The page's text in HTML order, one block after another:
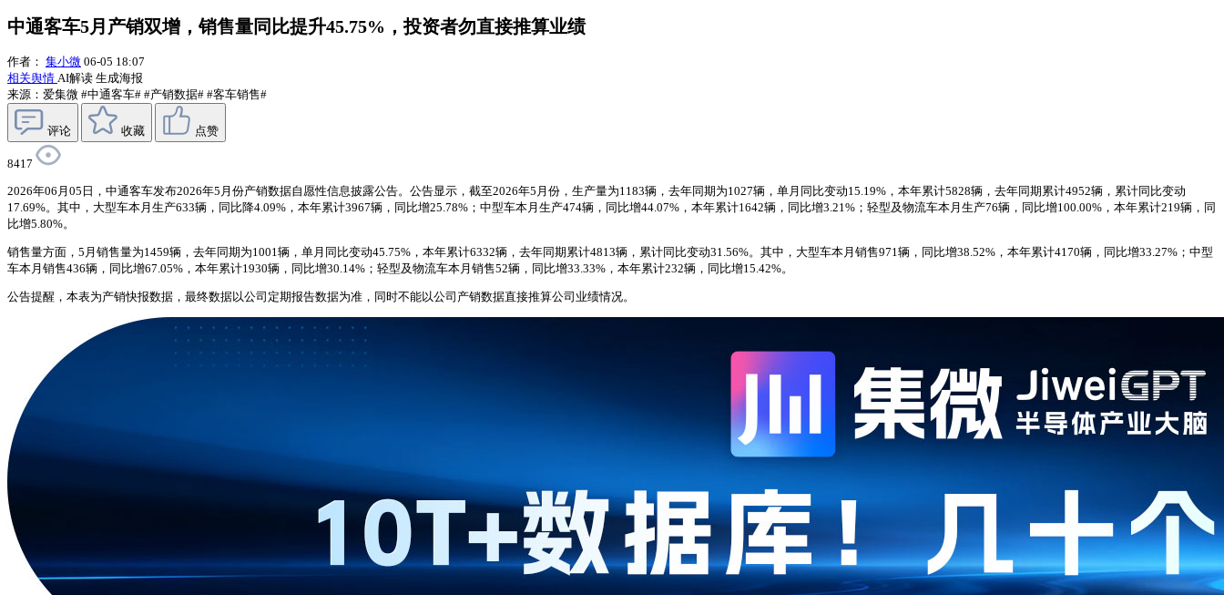
中通客车5月产销双增，销售量同比提升45.75%，投资者勿直接推算业绩
作者： 集小微 06-05 18:07
相关舆情 AI解读 生成海报
来源：爱集微 #中通客车# #产销数据# #客车销售#
评论 收藏 点赞
8417
2026年06月05日，中通客车发布2026年5月份产销数据自愿性信息披露公告。公告显示，截至2026年5月份，生产量为1183辆，去年同期为1027辆，单月同比变动15.19%，本年累计5828辆，去年同期累计4952辆，累计同比变动
17.69%。其中，大型车本月生产633辆，同比降4.09%，本年累计3967辆，同比增25.78%；中型车本月生产474辆，同比增44.07%，本年累计1642辆，同比增3.21%；轻型及物流车本月生产76辆，同比增100.00%，本年累计219辆，同
比增5.80%。
销售量方面，5月销售量为1459辆，去年同期为1001辆，单月同比变动45.75%，本年累计6332辆，去年同期累计4813辆，累计同比变动31.56%。其中，大型车本月销售971辆，同比增38.52%，本年累计4170辆，同比增33.27%；中型
车本月销售436辆，同比增67.05%，本年累计1930辆，同比增30.14%；轻型及物流车本月销售52辆，同比增33.33%，本年累计232辆，同比增15.42%。
公告提醒，本表为产销快报数据，最终数据以公司定期报告数据为准，同时不能以公司产销数据直接推算公司业绩情况。